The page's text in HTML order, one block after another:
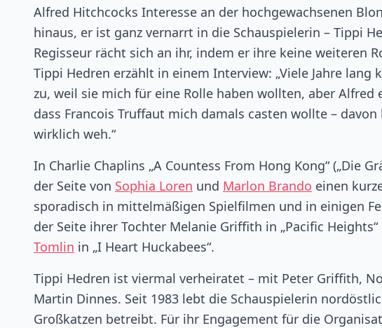
Alfred Hitchcocks Interesse an der hochgewachsenen
hinaus, er ist ganz vernarrt in die Schauspielerin – Tippi
Regisseur rächt sich an ihr, indem er ihre keine weiteren
Tippi Hedren erzählt in einem Interview: „Viele Jahre
zu, weil sie mich für eine Rolle haben wollten, aber
dass Francois Truffaut mich damals casten wollte –
wirklich weh.“
In Charlie Chaplins „A Countess From Hong Kong“ („Die
der Seite von Sophia Loren und Marlon Brando einen
sporadisch in mittelmäßigen Spielfilmen und in einigen
der Seite ihrer Tochter Melanie Griffith in „Pacific
Tomlin in „I Heart Huckabees“.
Tippi Hedren ist viermal verheiratet – mit Peter Griffith,
Martin Dinnes. Seit 1983 lebt die Schauspielerin
Großkatzen betreibt. Für ihr Engagement für die